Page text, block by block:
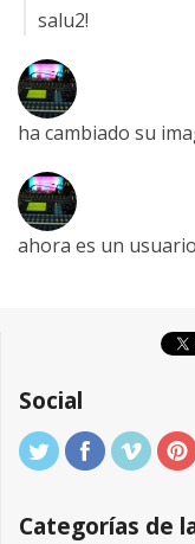
salu2!
ha cambiado su
ahora es un
Social
Categorías de